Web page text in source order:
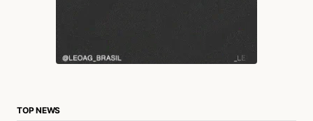
TOP NEWS